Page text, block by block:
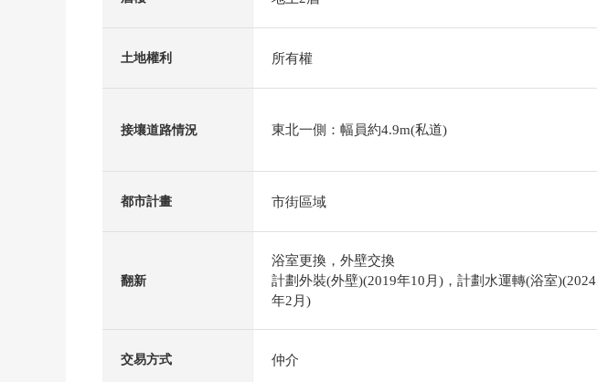
土地權利 所有權
接壤道路情況 東北一側：幅員約4.9m(私道)
都市計畫 市街區域
翻新
浴室更換，外壁交換
計劃外裝(外壁)(2019年10月)，計劃水運轉(浴室)(2024
年2月)
交易方式 仲介